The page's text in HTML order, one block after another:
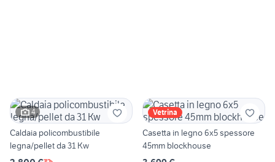
4
Caldaia policombustibile
legna/pellet da 31 Kw
Vetrina
Casetta in legno 6x5 spessore
45mm blockhouse